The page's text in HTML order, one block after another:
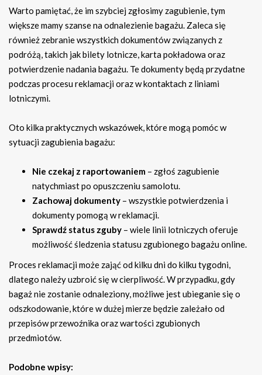
Warto pamiętać, że im szybciej zgłosimy zagubienie, tym
większe mamy szanse na odnalezienie bagażu. Zaleca się
również zebranie wszystkich dokumentów związanych z
podróżą, takich jak bilety lotnicze, karta pokładowa oraz
potwierdzenie nadania bagażu. Te dokumenty będą przydatne
podczas procesu reklamacji oraz w kontaktach z liniami
lotniczymi.
Oto kilka praktycznych wskazówek, które mogą pomóc w
sytuacji zagubienia bagażu:
Nie czekaj z raportowaniem – zgłoś zagubienie
natychmiast po opuszczeniu samolotu.
Zachowaj dokumenty – wszystkie potwierdzenia i
dokumenty pomogą w reklamacji.
Sprawdź status zguby – wiele linii lotniczych oferuje
możliwość śledzenia statusu zgubionego bagażu online.
Proces reklamacji może zająć od kilku dni do kilku tygodni,
dlatego należy uzbroić się w cierpliwość. W przypadku, gdy
bagaż nie zostanie odnaleziony, możliwe jest ubieganie się o
odszkodowanie, które w dużej mierze będzie zależało od
przepisów przewoźnika oraz wartości zgubionych
przedmiotów.
Podobne wpisy: